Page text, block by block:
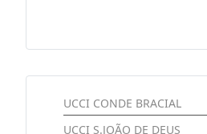
UCCI CONDE BRACIAL
UCCI S.JOÃO DE DEUS